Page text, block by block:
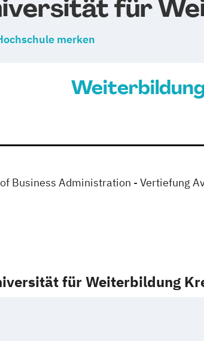
für
merken
Business Administration - Vertiefung
für Weiterbildung